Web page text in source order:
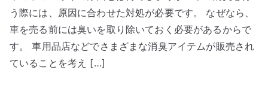
う際には、原因に合わせた対処が必要です。 なぜなら、
車を売る前には臭いを取り除いておく必要があるからで
す。 車用品店などでさまざまな消臭アイテムが販売され
ていることを考え […]